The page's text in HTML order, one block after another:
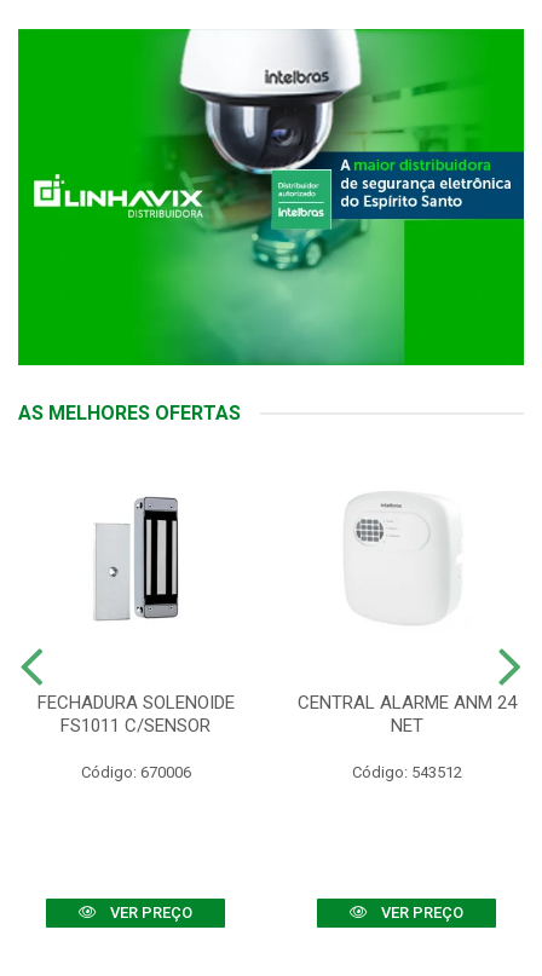
AS MELHORES OFERTAS
FECHADURA SOLENOIDE
FS1011 C/SENSOR
Código: 670006
VER PREÇO
CENTRAL ALARME ANM 24
NET
Código: 543512
VER PREÇO